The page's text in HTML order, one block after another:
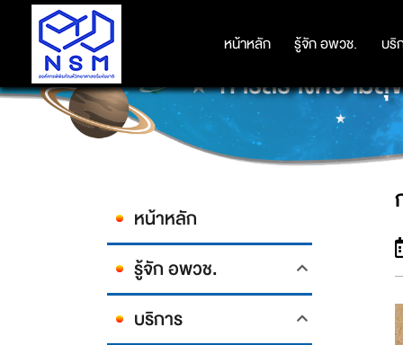
หน้าหลัก รู้จัก อพวช. บริ
หน้าหลัก รู้จัก อพวช. บริ
การสร้างความสุ
หน้าหลัก
รู้จัก อพวช.
บริการ